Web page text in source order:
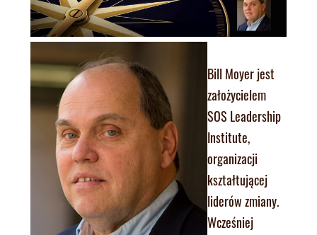
Bill Moyer jest
założycielem
SOS Leadership
Institute,
organizacji
kształtującej
liderów zmiany.
Wcześniej